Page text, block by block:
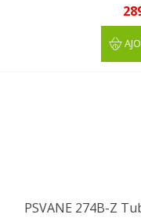
PSVANE 274B-Z